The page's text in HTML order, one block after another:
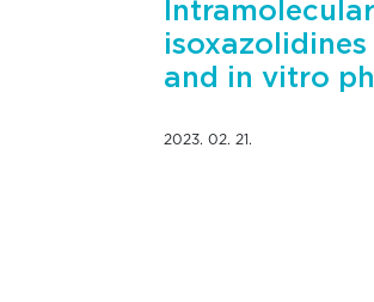
and in vitro
2023. 02. 21.